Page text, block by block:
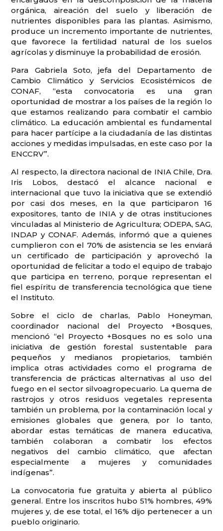
orgánica, aireación del suelo y liberación de
nutrientes disponibles para las plantas. Asimismo,
produce un incremento importante de nutrientes,
que favorece la fertilidad natural de los suelos
agrícolas y disminuye la probabilidad de erosión.
Para Gabriela Soto, jefa del Departamento de
Cambio Climático y Servicios Ecosistémicos de
CONAF, “esta convocatoria es una gran
oportunidad de mostrar a los países de la región lo
que estamos realizando para combatir el cambio
climático. La educación ambiental es fundamental
para hacer partícipe a la ciudadanía de las distintas
acciones y medidas impulsadas, en este caso por la
ENCCRV”.
Al respecto, la directora nacional de INIA Chile, Dra.
Iris Lobos, destacó el alcance nacional e
internacional que tuvo la iniciativa que se extendió
por casi dos meses, en la que participaron 16
expositores, tanto de INIA y de otras instituciones
vinculadas al Ministerio de Agricultura; ODEPA, SAG,
INDAP y CONAF. Además, informó que a quienes
cumplieron con el 70% de asistencia se les enviará
un certificado de participación y aprovechó la
oportunidad de felicitar a todo el equipo de trabajo
que participa en terreno, porque representan el
fiel espíritu de transferencia tecnológica que tiene
el Instituto.
Sobre el ciclo de charlas, Pablo Honeyman,
coordinador nacional del Proyecto +Bosques,
mencionó “el Proyecto +Bosques no es solo una
iniciativa de gestión forestal sustentable para
pequeños y medianos propietarios, también
implica otras actividades como el programa de
transferencia de prácticas alternativas al uso del
fuego en el sector silvoagropecuario. La quema de
rastrojos y otros residuos vegetales representa
también un problema, por la contaminación local y
emisiones globales que genera, por lo tanto,
abordar estas temáticas de manera educativa,
también colaboran a combatir los efectos
negativos del cambio climático, que afectan
especialmente a mujeres y comunidades
indígenas”.
La convocatoria fue gratuita y abierta al público
general. Entre los inscritos hubo 51% hombres, 49%
mujeres y, de ese total, el 16% dijo pertenecer a un
pueblo originario.